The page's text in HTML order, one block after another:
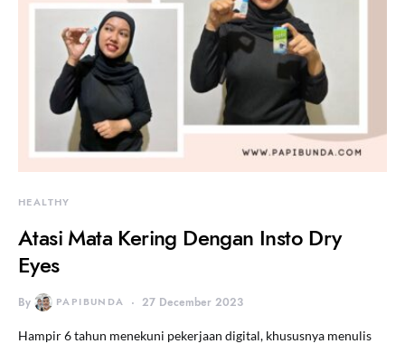
HEALTHY
Atasi Mata Kering Dengan Insto Dry
Eyes
By PAPIBUNDA 27 December 2023
Hampir 6 tahun menekuni pekerjaan digital, khususnya menulis